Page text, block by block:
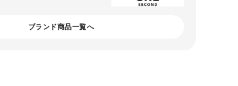
ブランド商品一覧へ